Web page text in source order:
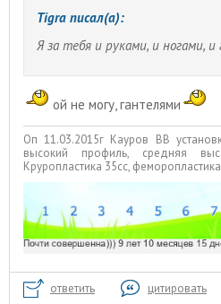
Tigra писал(а):
Я за тебя и руками, и ногами,
ой не могу, гантелями
Оп 11.03.2015г Кауров ВВ
высокий профиль, средняя
Круропластика 35сс,
ответить цитировать